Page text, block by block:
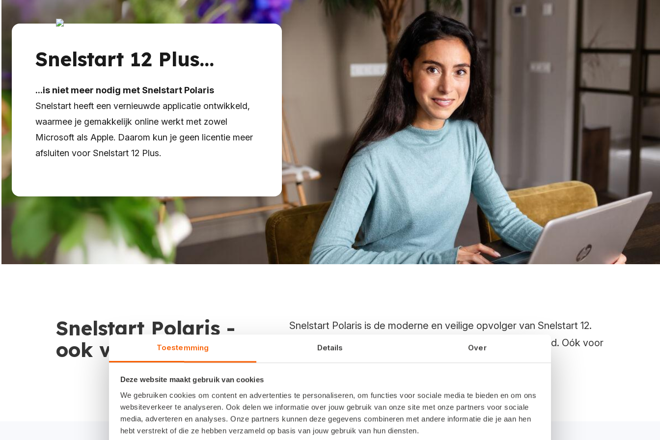
Toestemming Details Over
Deze website maakt gebruik van cookies
We gebruiken cookies om content en advertenties te personaliseren, om functies voor sociale media te bieden en om ons
websiteverkeer te analyseren. Ook delen we informatie over jouw gebruik van onze site met onze partners voor sociale
media, adverteren en analyses. Onze partners kunnen deze gegevens combineren met andere informatie die je aan hen
hebt verstrekt of die ze hebben verzameld op basis van jouw gebruik van hun diensten.
Snelstart 12 Plus...
...is niet meer nodig met Snelstart Polaris
Snelstart heeft een vernieuwde applicatie ontwikkeld,
waarmee je gemakkelijk online werkt met zowel
Microsoft als Apple. Daarom kun je geen licentie meer
afsluiten voor Snelstart 12 Plus.
Snelstart Polaris -
ook voor AppleOS
Snelstart Polaris is de moderne en veilige opvolger van Snelstart 12.
Vertrouwd, snel, met slimme functies en volledig in de cloud. Oók voor
Apple-gebruikers.